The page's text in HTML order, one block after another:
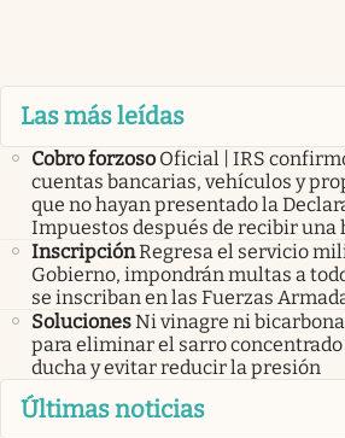
Las más leídas
Cobro forzoso Oficial | IRS
cuentas bancarias, vehículos y
que no hayan presentado la
Impuestos después de recibir una
InscripciónRegresa el servicio
Gobierno, impondrán multas a
se inscriban en las Fuerzas
SolucionesNi vinagre ni
para eliminar el sarro
ducha y evitar reducir la presión
Últimas noticias